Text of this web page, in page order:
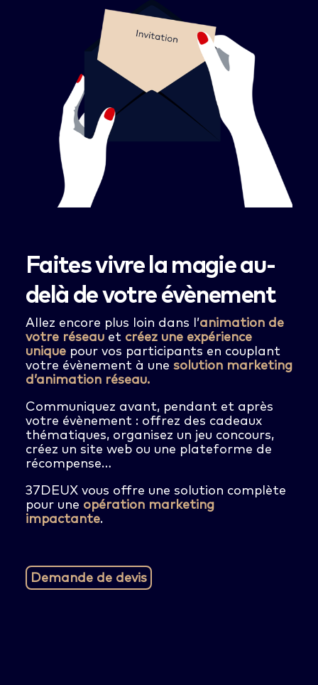
Faites vivre la magie au-
delà de votre évènement
Allez encore plus loin dans l’animation de
votre réseau et créez une expérience
unique pour vos participants en couplant
votre évènement à une solution marketing
d’animation réseau.
Communiquez avant, pendant et après
votre évènement : offrez des cadeaux
thématiques, organisez un jeu concours,
créez un site web ou une plateforme de
récompense…
37DEUX vous offre une solution complète
pour une opération marketing
impactante.
Demande de devis